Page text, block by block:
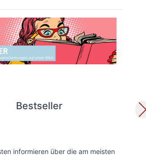
Bestseller
informieren über die am meisten